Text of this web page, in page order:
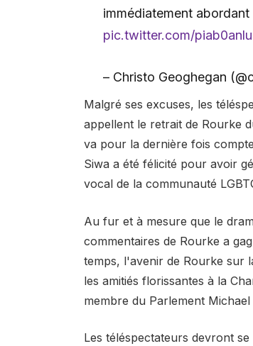
immédiatement
pic.twitter.com/
– Christo Geoghegan
Malgré ses excuses, les
appellent le retrait de Rourke
va pour la dernière fois
Siwa a été félicité pour avoir
vocal de la communauté
Au fur et à mesure que le
commentaires de Rourke a
temps, l'avenir de Rourke sur
les amitiés florissantes à la
membre du Parlement
Les téléspectateurs devront